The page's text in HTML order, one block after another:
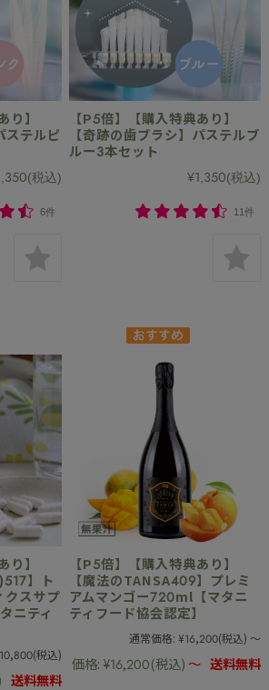
り】
ステルピ
(税込)
6件
【P5倍】【購入特典あり】
【奇跡の歯ブラシ】パステルブ
ルー3本セット
¥1,350(税込)
11件
り】
】ト
クスサプ
ニティ
(税込)
送料無料
【P5倍】【購入特典あり】
【魔法のTANSA409】プレミ
アムマンゴー720ml【マタニ
ティフード協会認定】
通常価格: ¥16,200(税込) ～
価格: ¥16,200(税込) ～ 送料無料